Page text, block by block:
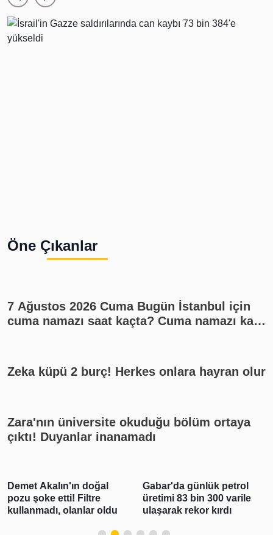
Öne Çıkanlar
7 Ağustos 2026 Cuma Bugün İstanbul için
cuma namazı saat kaçta? Cuma namazı kaç
Zeka küpü 2 burç! Herkes onlara hayran olur
Zara'nın üniversite okuduğu bölüm ortaya
çıktı! Duyanlar inanamadı
Demet Akalın'ın doğal
pozu şoke etti! Filtre
kullanmadı, olanlar oldu
Gabar'da günlük petrol
üretimi 83 bin 300 varile
ulaşarak rekor kırdı